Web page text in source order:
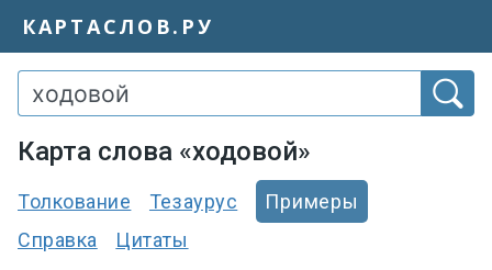
КАРТАСЛОВ.РУ
Карта слова «ходовой»
Толкование Тезаурус
Примеры
Справка
Цитаты